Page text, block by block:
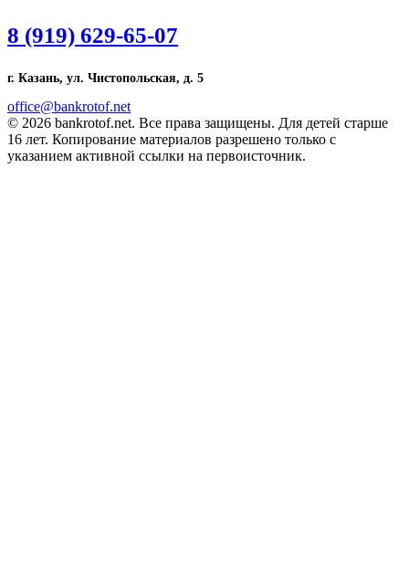
8 (919) 629-65-07
г. Казань, ул. Чистопольская, д. 5
office@bankrotof.net
© 2026 bankrotof.net. Все права защищены. Для детей старше
16 лет. Копирование материалов разрешено только с
указанием активной ссылки на первоисточник.